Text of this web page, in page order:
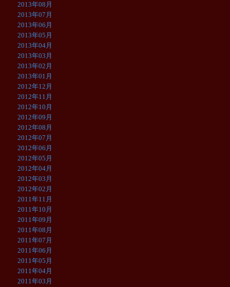
2013年08月
2013年07月
2013年06月
2013年05月
2013年04月
2013年03月
2013年02月
2013年01月
2012年12月
2012年11月
2012年10月
2012年09月
2012年08月
2012年07月
2012年06月
2012年05月
2012年04月
2012年03月
2012年02月
2011年11月
2011年10月
2011年09月
2011年08月
2011年07月
2011年06月
2011年05月
2011年04月
2011年03月